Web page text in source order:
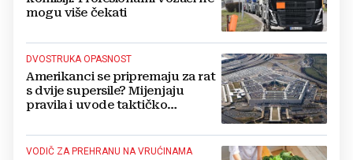
mogu više čekati
DVOSTRUKA OPASNOST
Amerikanci se pripremaju za rat
s dvije supersile? Mijenjaju
pravila i uvode taktičko
VODIČ ZA PREHRANU NA VRUĆINAMA